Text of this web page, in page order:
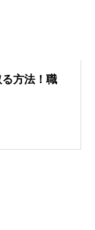
方法！職